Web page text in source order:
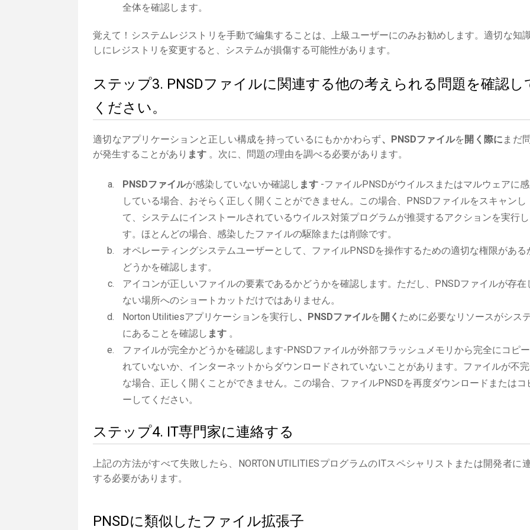
全体を確認します。
覚えて！システムレジストリを手動で編集することは、上級ユーザーにのみお勧めします。適切な知
しにレジストリを変更すると、システムが損傷する可能性があります。
ステップ3. PNSDファイルに関連する他の考えられる問題を確認し
ください。
適切なアプリケーションと正しい構成を持っているにもかかわらず、PNSDファイルを 開く際に まだ
が発生することがあり ます 。次に、問題の理由を調べる必要があります。
PNSDファイルが感染していないか確認し ます -ファイルPNSDがウイルスまたはマルウェアに
している場合、おそらく正しく開くことができません。この場合、PNSDファイルをスキャンし
て、システムにインストールされているウイルス対策プログラムが推奨するアクションを実行し
す。ほとんどの場合、感染したファイルの駆除または削除です。
オペレーティングシステムユーザーとして、ファイルPNSDを操作するための適切な権限がある
どうかを確認します。
アイコンが正しいファイルの要素であるかどうかを確認します。ただし、PNSDファイルが存在
ない場所へのショートカットだけではありません。
Norton Utilitiesアプリケーションを実行し、PNSDファイルを 開く ために必要なリソースがシス
にあることを確認し ます 。
ファイルが完全かどうかを確認します-PNSDファイルが外部フラッシュメモリから完全にコピ
れていないか、インターネットからダウンロードされていないことがあります。ファイルが不
な場合、正しく開くことができません。この場合、ファイルPNSDを再度ダウンロードまたはコ
ーしてください。
ステップ4. IT専門家に連絡する
上記の方法がすべて失敗したら、NORTON UTILITIESプログラムのITスペシャリストまたは開発者に
する必要があります。
PNSDに類似したファイル拡張子